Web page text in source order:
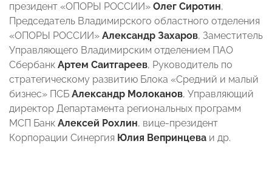
президент «ОПОРЫ РОССИИ» Олег Сиротин,
Председатель Владимирского областного отделения
«ОПОРЫ РОССИИ» Александр Захаров, Заместитель
Управляющего Владимирским отделением ПАО
Сбербанк Артем Саитгареев, Руководитель по
стратегическому развитию Блока «Средний и малый
бизнес» ПСБ Александр Молоканов, Управляющий
директор Департамента региональных программ
МСП Банк Алексей Рохлин, вице-президент
Корпорации Синергия Юлия Вепринцева и др.